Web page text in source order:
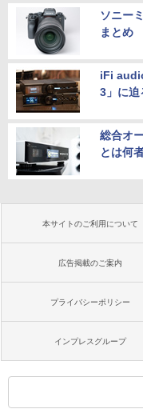
ソニー
まとめ
iFi
3」に迫
総合オ
とは何
本サイトのご利用について
広告掲載のご案内
プライバシーポリシー
インプレスグループ